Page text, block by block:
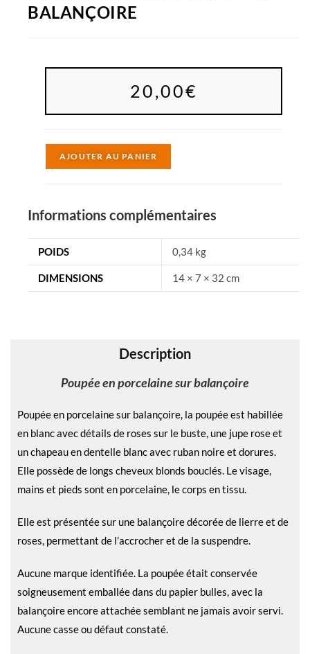
BALANÇOIRE
20,00€
AJOUTER AU PANIER
n
a
t
:
Informations complémentaires
POIDS 0,34 kg
DIMENSIONS 14 × 7 × 32 cm
Description
Poupée en porcelaine sur balançoire
Poupée en porcelaine sur balançoire, la poupée est habillée
en blanc avec détails de roses sur le buste, une jupe rose et
un chapeau en dentelle blanc avec ruban noire et dorures.
Elle possède de longs cheveux blonds bouclés. Le visage,
mains et pieds sont en porcelaine, le corps en tissu.
Elle est présentée sur une balançoire décorée de lierre et de
roses, permettant de l’accrocher et de la suspendre.
Aucune marque identifiée. La poupée était conservée
soigneusement emballée dans du papier bulles, avec la
balançoire encore attachée semblant ne jamais avoir servi.
Aucune casse ou défaut constaté.